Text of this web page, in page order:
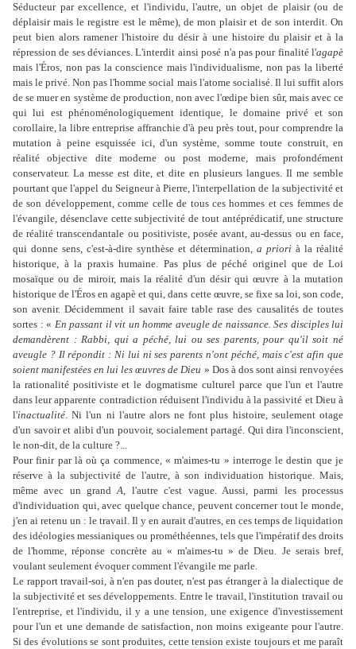
Séducteur par excellence, et l'individu, l'autre, un objet de plaisir (ou de
déplaisir mais le registre est le même), de mon plaisir et de son interdit. On
peut bien alors ramener l'histoire du désir à une histoire du plaisir et à la
répression de ses déviances. L'interdit ainsi posé n'a pas pour finalité l'agapè
mais l'Éros, non pas la conscience mais l'individualisme, non pas la liberté
mais le privé. Non pas l'homme social mais l'atome socialisé. Il lui suffit alors
de se muer en système de production, non avec l'œdipe bien sûr, mais avec ce
qui lui est phénoménologiquement identique, le domaine privé et son
corollaire, la libre entreprise affranchie d'à peu près tout, pour comprendre la
mutation à peine esquissée ici, d'un système, somme toute construit, en
réalité objective dite moderne ou post moderne, mais profondément
conservateur. La messe est dite, et dite en plusieurs langues. Il me semble
pourtant que l'appel du Seigneur à Pierre, l'interpellation de la subjectivité et
de son développement, comme celle de tous ces hommes et ces femmes de
l'évangile, désenclave cette subjectivité de tout antéprédicatif, une structure
de réalité transcendantale ou positiviste, posée avant, au-dessus ou en face,
qui donne sens, c'est-à-dire synthèse et détermination, a priori à la réalité
historique, à la praxis humaine. Pas plus de péché originel que de Loi
mosaïque ou de miroir, mais la réalité d'un désir qui œuvre à la mutation
historique de l'Éros en agapè et qui, dans cette œuvre, se fixe sa loi, son code,
son avenir. Décidemment il savait faire table rase des causalités de toutes
sortes : « En passant il vit un homme aveugle de naissance. Ses disciples lui
demandèrent : Rabbi, qui a péché, lui ou ses parents, pour qu'il soit né
aveugle ? Il répondit : Ni lui ni ses parents n'ont péché, mais c'est afin que
soient manifestées en lui les œuvres de Dieu » Dos à dos sont ainsi renvoyées
la rationalité positiviste et le dogmatisme culturel parce que l'un et l'autre
dans leur apparente contradiction réduisent l'individu à la passivité et Dieu à
l'inactualité. Ni l'un ni l'autre alors ne font plus histoire, seulement otage
d'un savoir et alibi d'un pouvoir, socialement partagé. Qui dira l'inconscient,
le non-dit, de la culture ?...
Pour finir par là où ça commence, « m'aimes-tu » interroge le destin que je
réserve à la subjectivité de l'autre, à son individuation historique. Mais,
même avec un grandA, l'autre c'est vague. Aussi, parmi les processus
d'individuation qui, avec quelque chance, peuvent concerner tout le monde,
j'en ai retenu un : le travail. Il y en aurait d'autres, en ces temps de liquidation
des idéologies messianiques ou prométhéennes, tels que l'impératif des droits
de l'homme, réponse concrète au « m'aimes-tu » de Dieu. Je serais bref,
voulant seulement évoquer comment l'évangile me parle.
Le rapport travail-soi, à n'en pas douter, n'est pas étranger à la dialectique de
la subjectivité et ses développements. Entre le travail, l'institution travail ou
l'entreprise, et l'individu, il y a une tension, une exigence d'investissement
pour l'un et une demande de satisfaction, non moins exigeante pour l'autre.
Si des évolutions se sont produites, cette tension existe toujours et me paraît